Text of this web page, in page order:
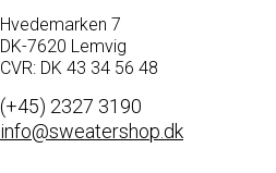
Hvedemarken 7
DK-7620 Lemvig
CVR: DK 43 34 56 48
(+45) 2327 3190
info@sweatershop.dk